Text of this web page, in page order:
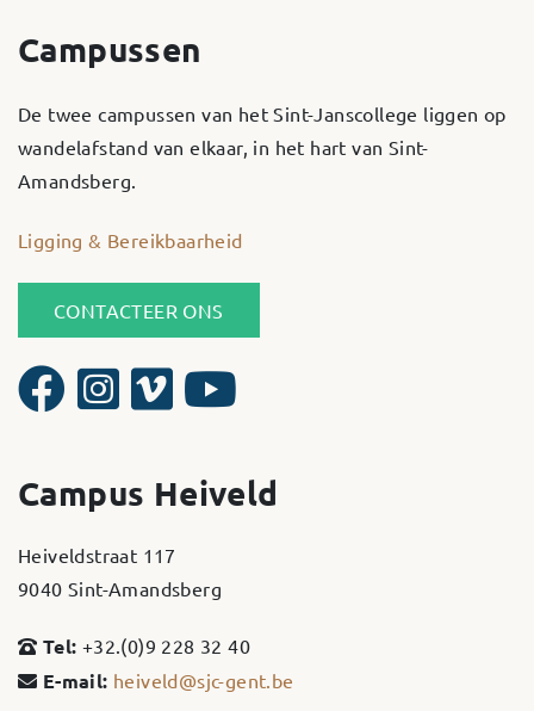
Campussen
De twee campussen van het Sint-Janscollege liggen op
wandelafstand van elkaar, in het hart van Sint-
Amandsberg.
Ligging & Bereikbaarheid
CONTACTEER ONS
Campus Heiveld
Heiveldstraat 117
9040 Sint-Amandsberg
Tel: +32.(0)9 228 32 40
E-mail: heiveld@sjc-gent.be